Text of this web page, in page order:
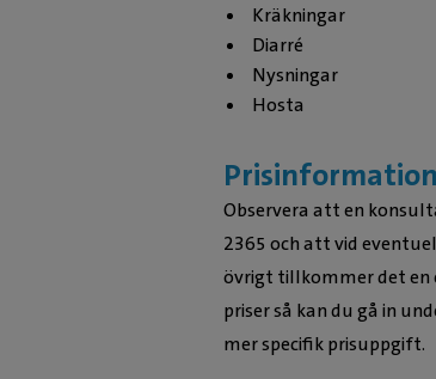
Kräkningar
Diarré
Nysningar
Hosta
Prisinformation
Observera att en
2365 och att vid
övrigt tillkommer det en
priser så kan du gå in
mer specifik prisuppgift.